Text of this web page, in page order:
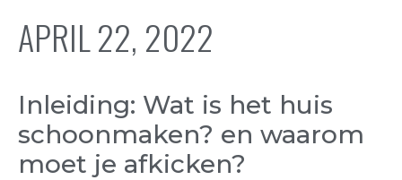
APRIL 22, 2022
Inleiding: Wat is het huis
schoonmaken? en waarom
moet je afkicken?